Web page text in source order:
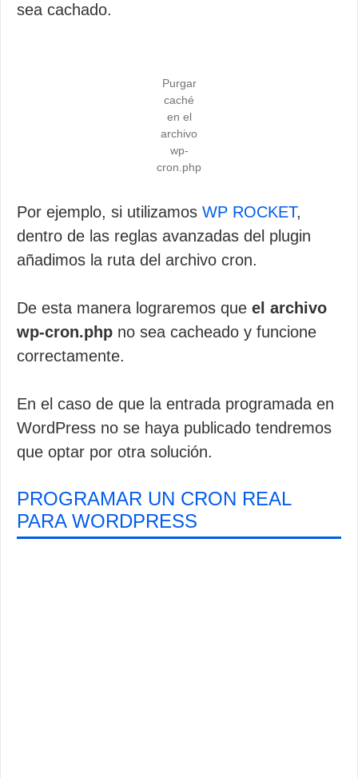
sea cachado.
Purgar
caché
en el
archivo
wp-
cron.php
Por ejemplo, si utilizamos WP ROCKET,
dentro de las reglas avanzadas del plugin
añadimos la ruta del archivo cron.
De esta manera lograremos que el archivo
wp-cron.php no sea cacheado y funcione
correctamente.
En el caso de que la entrada programada en
WordPress no se haya publicado tendremos
que optar por otra solución.
PROGRAMAR UN CRON REAL
PARA WORDPRESS